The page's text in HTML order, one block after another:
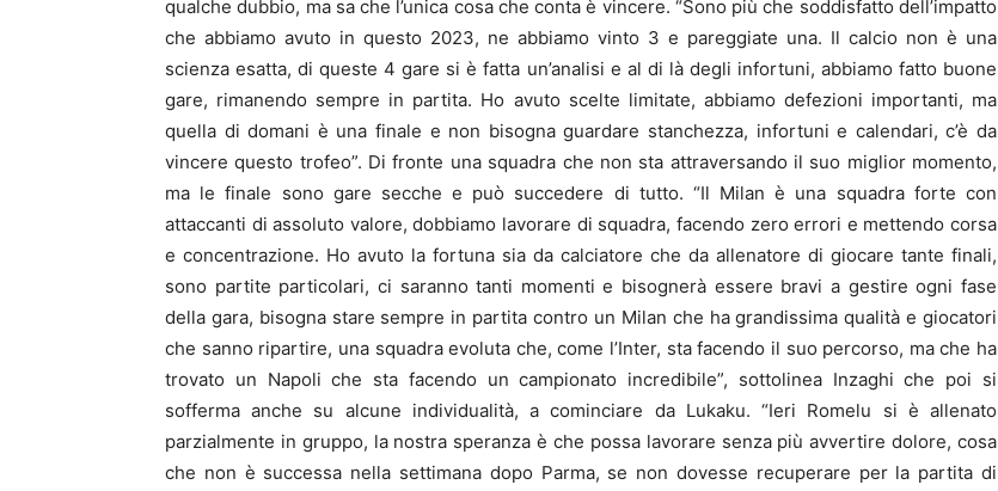
qualche dubbio, ma sa che l’unica cosa che conta è vincere. “Sono più che soddisfatto dell’impatto
che abbiamo avuto in questo 2023, ne abbiamo vinto 3 e pareggiate una. Il calcio non è una
scienza esatta, di queste 4 gare si è fatta un’analisi e al di là degli infortuni, abbiamo fatto buone
gare, rimanendo sempre in partita. Ho avuto scelte limitate, abbiamo defezioni importanti, ma
quella di domani è una finale e non bisogna guardare stanchezza, infortuni e calendari, c’è da
vincere questo trofeo”. Di fronte una squadra che non sta attraversando il suo miglior momento,
ma le finale sono gare secche e può succedere di tutto. “Il Milan è una squadra forte con
attaccanti di assoluto valore, dobbiamo lavorare di squadra, facendo zero errori e mettendo corsa
e concentrazione. Ho avuto la fortuna sia da calciatore che da allenatore di giocare tante finali,
sono partite particolari, ci saranno tanti momenti e bisognerà essere bravi a gestire ogni fase
della gara, bisogna stare sempre in partita contro un Milan che ha grandissima qualità e giocatori
che sanno ripartire, una squadra evoluta che, come l’Inter, sta facendo il suo percorso, ma che ha
trovato un Napoli che sta facendo un campionato incredibile”, sottolinea Inzaghi che poi si
sofferma anche su alcune individualità, a cominciare da Lukaku. “Ieri Romelu si è allenato
parzialmente in gruppo, la nostra speranza è che possa lavorare senza più avvertire dolore, cosa
che non è successa nella settimana dopo Parma, se non dovesse recuperare per la partita di